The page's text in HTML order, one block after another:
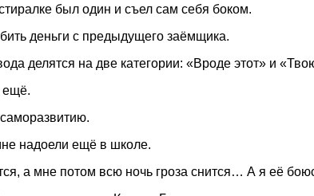
был один и съел сам себя боком.
деньги с предыдущего заёмщика.
делятся на две категории: «Вроде этот» и
ещё.
надоели ещё в школе.
а мне потом всю ночь гроза снится… А я её